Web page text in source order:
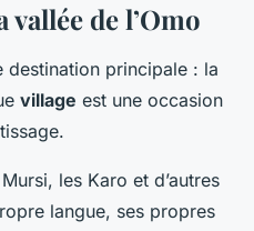
de l’Omo
destination principale : la
village est une occasion
les Karo et d’autres
langue, ses propres